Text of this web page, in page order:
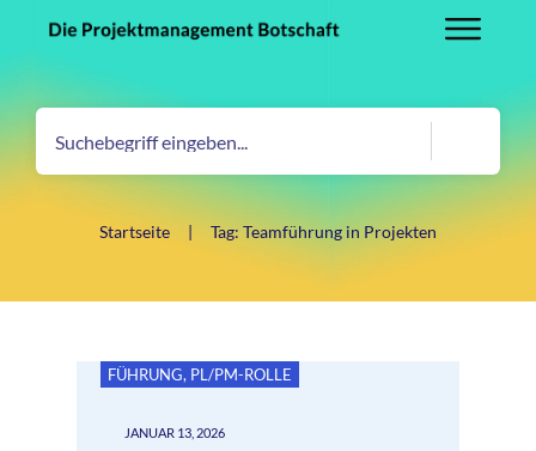
Startseite | Tag: Teamführung in Projekten
FÜHRUNG, PL/PM-ROLLE
JANUAR 13, 2026